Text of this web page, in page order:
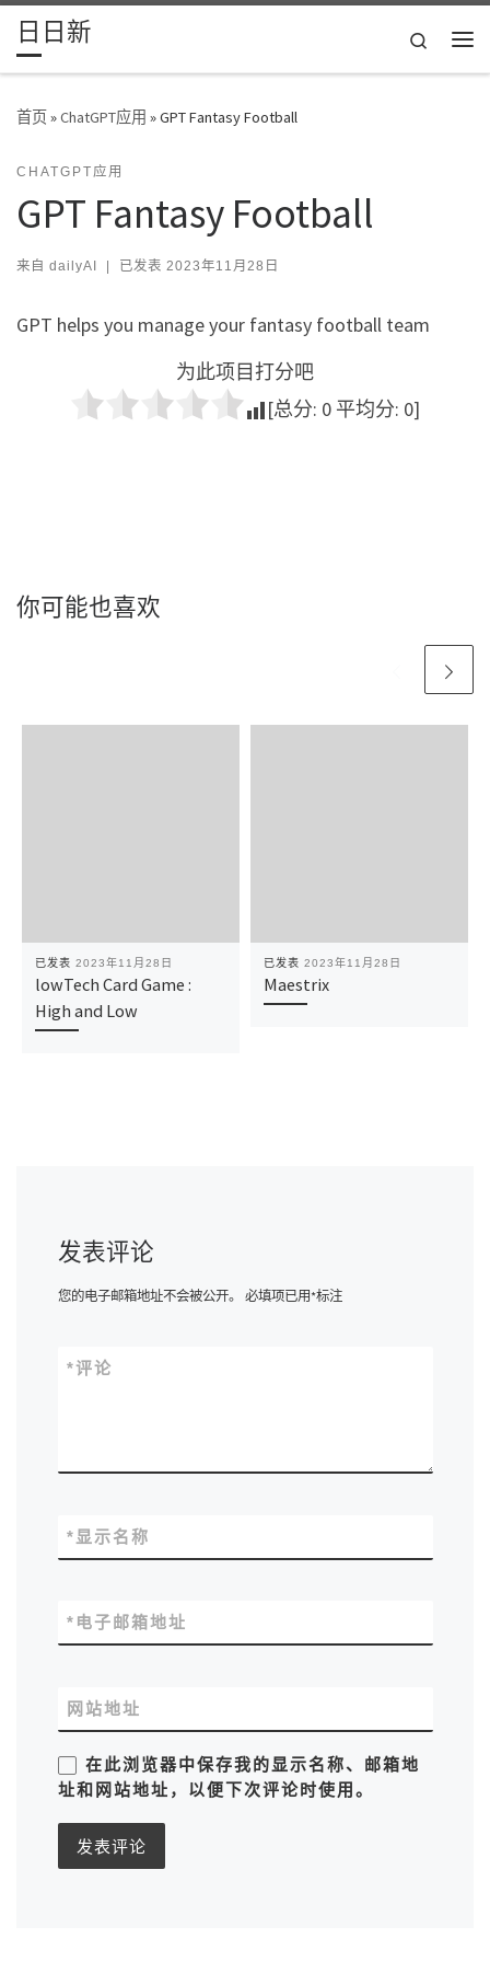
Skip to content
日日新
Search
首页»ChatGPT应用 »GPT Fantasy Football
CHATGPT应用
GPT Fantasy Football
来自 dailyAI | 已发表 2023年11月28日
GPT helps you manage your fantasy football team
为此项目打分吧
[总分: 0 平均分: 0]
你可能也喜欢
已发表 2023年11月28日
lowTech Card Game :
High and Low
已发表 2023年11月28日
Maestrix
发表评论
您的电子邮箱地址不会被公开。 必填项已用*标注
评论
*
显示名称
*
电子邮箱地址
*
网站地址
在此浏览器中保存我的显示名称、邮箱地
址和网站地址，以便下次评论时使用。